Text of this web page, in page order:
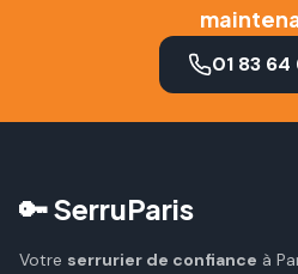
01 83 64
🔑 SerruParis
Votre serrurier de confiance à